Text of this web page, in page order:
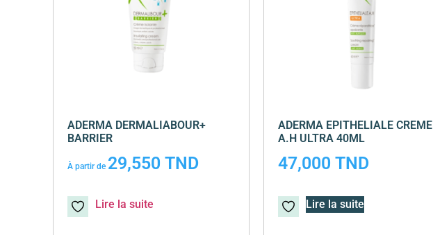
ADERMA EPITHELIALE CREME
A.H ULTRA 40ML
47,000TND
Lire la suite
ADERMA DERMALIABOUR+
BARRIER
À partir de 29,550TND
Lire la suite